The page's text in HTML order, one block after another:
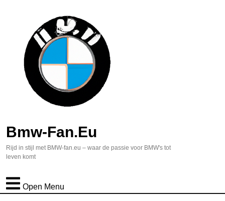
Bmw-Fan.eu
Rijd in stijl met BMW-fan.eu – waar de passie voor BMW's tot
leven komt
Open Menu